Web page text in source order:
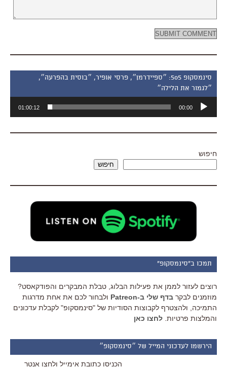
סינמסקופ 505: ״ספיידרמן״, פרסי אופיר, ״בוסית בהפרעה״,
״לגמור את הלילה״
אודיו
00:00
01:00:12
חיפוש
חיפוש
תמכו ב"סינמסקופ"
רוצים לעזור לממן את פעילות הבלוג, טבלת המבקרים והפודקאסט?
מוזמנים לבקר בדף שלי ב-Patreon
ולבחור לכם את אחת מדרגות
התמיכה, ולהצטרף לקבוצות הסודיות של "סינמסקופ" לקבלת עדכונים
והמלצות פרטיות. לחצו כאן
הירשמו לעדכוני המייל של ״סינמסקופ״
הכניסו כתובת אימייל ולחצו אנטר